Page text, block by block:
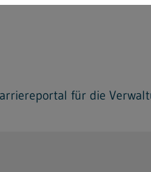
für die